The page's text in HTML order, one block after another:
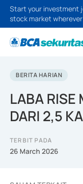
Start your investment
stock market
BERITA HARIAN
LABA RISE
DARI 2,5
TERBIT PADA
26 March 2026